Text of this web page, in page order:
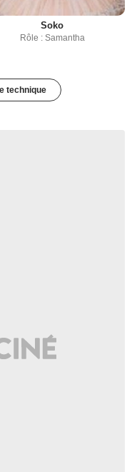
Soko
Rôle : Samantha
technique